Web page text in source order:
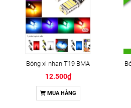
Bóng xi nhan T19 BMA
12.500₫
MUA HÀNG